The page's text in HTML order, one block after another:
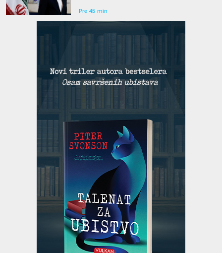
Pre 45 min